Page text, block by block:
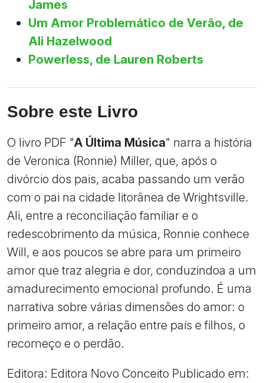
James
Um Amor Problemático de Verão, de
Ali Hazelwood
Powerless, de Lauren Roberts
Sobre este Livro
O livro PDF "A Última Música" narra a história
de Veronica (Ronnie) Miller, que, após o
divórcio dos pais, acaba passando um verão
com o pai na cidade litorânea de Wrightsville.
Ali, entre a reconciliação familiar e o
redescobrimento da música, Ronnie conhece
Will, e aos poucos se abre para um primeiro
amor que traz alegria e dor, conduzindoa a um
amadurecimento emocional profundo. É uma
narrativa sobre várias dimensões do amor: o
primeiro amor, a relação entre pais e filhos, o
recomeço e o perdão.
Editora: Editora Novo Conceito Publicado em: